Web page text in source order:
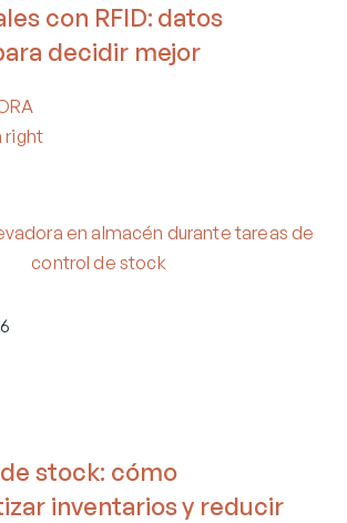
con RFID: datos
decidir mejor
stock: cómo
inventarios y reducir